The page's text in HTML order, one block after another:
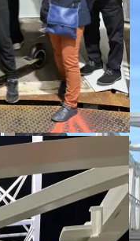
de la passerelle